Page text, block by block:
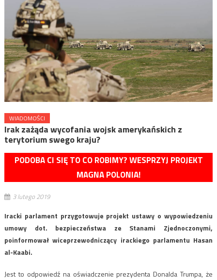
WIADOMOŚCI
Irak zażąda wycofania wojsk amerykańskich z
terytorium swego kraju?
PODOBA CI SIĘ TO CO ROBIMY? WESPRZYJ PROJEKT
MAGNA POLONIA!
3 lutego 2019
Iracki parlament przygotowuje projekt ustawy o wypowiedzeniu
umowy dot. bezpieczeństwa ze Stanami Zjednoczonymi,
poinformował wiceprzewodniczący irackiego parlamentu Hasan
al-Kaabi.
Jest to odpowiedź na oświadczenie prezydenta Donalda Trumpa, że